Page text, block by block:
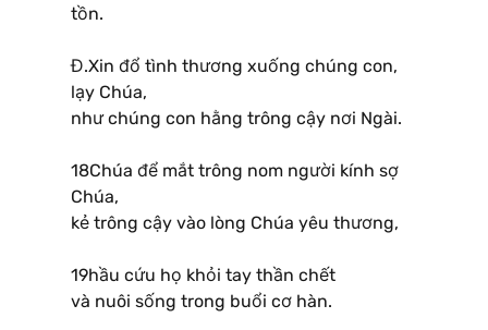
tồn.
Đ.Xin đổ tình thương xuống chúng con,
lạy Chúa,
như chúng con hằng trông cậy nơi Ngài.
18Chúa để mắt trông nom người kính sợ
Chúa,
kẻ trông cậy vào lòng Chúa yêu thương,
19hầu cứu họ khỏi tay thần chết
và nuôi sống trong buổi cơ hàn.